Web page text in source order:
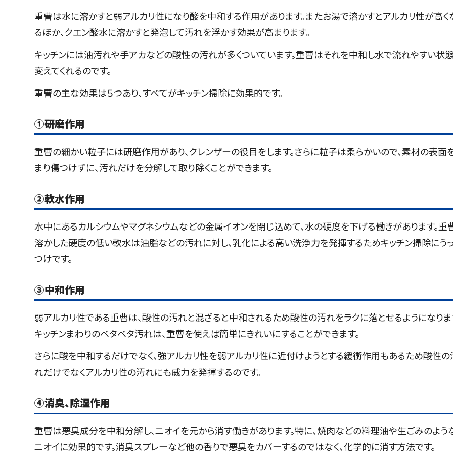
重曹は水に溶かすと弱アルカリ性になり酸を中和する作用があります。またお湯で溶かすとアルカリ性が高く
るほか、クエン酸水に溶かすと発泡して汚れを浮かす効果が高まります。
キッチンには油汚れや手アカなどの酸性の汚れが多くついています。重曹はそれを中和し水で流れやすい状
変えてくれるのです。
重曹の主な効果は５つあり、すべてがキッチン掃除に効果的です。
①研磨作用
重曹の細かい粒子には研磨作用があり、クレンザーの役目をします。さらに粒子は柔らかいので、素材の表面
まり傷つけずに、汚れだけを分解して取り除くことができます。
②軟水作用
水中にあるカルシウムやマグネシウムなどの金属イオンを閉じ込めて、水の硬度を下げる働きがあります。重
溶かした硬度の低い軟水は油脂などの汚れに対し、乳化による高い洗浄力を発揮するためキッチン掃除にう
つけです。
③中和作用
弱アルカリ性である重曹は、酸性の汚れと混ざると中和されるため酸性の汚れをラクに落とせるようになりま
キッチンまわりのベタベタ汚れは、重曹を使えば簡単にきれいにすることができます。
さらに酸を中和するだけでなく、強アルカリ性を弱アルカリ性に近付けようとする緩衝作用もあるため酸性の
れだけでなくアルカリ性の汚れにも威力を発揮するのです。
④消臭、除湿作用
重曹は悪臭成分を中和分解し、ニオイを元から消す働きがあります。特に、焼肉などの料理油や生ごみのよう
ニオイに効果的です。消臭スプレーなど他の香りで悪臭をカバーするのではなく、化学的に消す方法です。